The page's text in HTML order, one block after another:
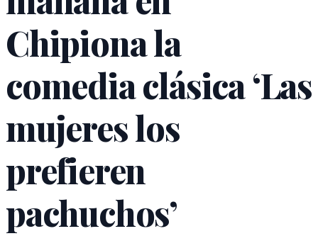
Chipiona la
comedia clásica ‘Las
mujeres los
prefieren
pachuchos’